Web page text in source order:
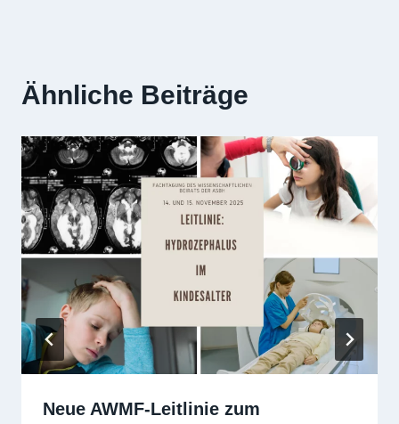
Ähnliche Beiträge
Neue AWMF-Leitlinie zum